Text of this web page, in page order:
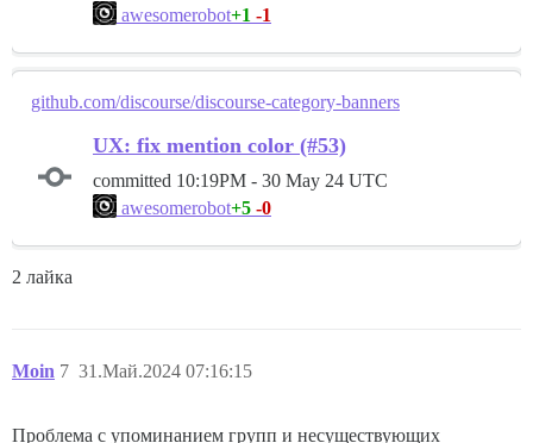
awesomerobot+1 -1
github.com/discourse/discourse-category-banners
UX: fix mention color (#53)
committed 10:19PM - 30 May 24 UTC
awesomerobot+5 -0
2 лайка
Moin 31.Май.2024 07:16:15
7
Проблема с упоминанием групп и несуществующих